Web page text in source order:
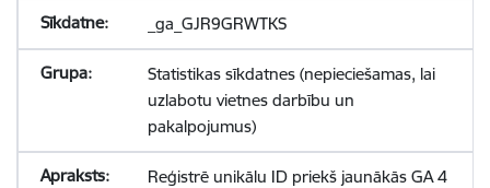
_ga_GJR9GRWTKS
Statistikas sīkdatnes (nepieciešamas, lai
uzlabotu vietnes darbību un
pakalpojumus)
Reģistrē unikālu ID priekš jaunākās GA 4